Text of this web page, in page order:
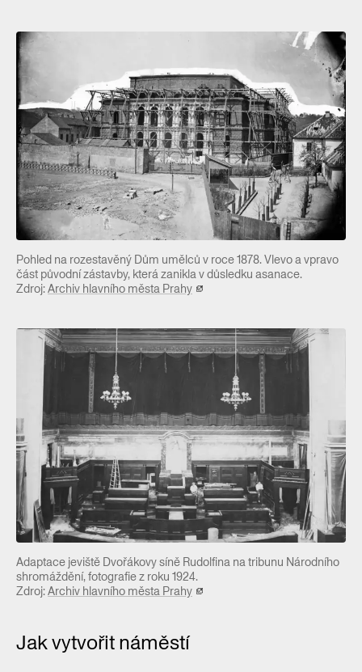
Pohled na rozestavěný Dům umělců v roce 1878. Vlevo a vpravo
část původní zástavby, která zanikla v důsledku asanace.
Zdroj:Archiv hlavního města Prahy
Adaptace jeviště Dvořákovy síně Rudolfina na tribunu Národního
shromáždění, fotografie z roku 1924.
Zdroj:Archiv hlavního města Prahy
Jak vytvořit náměstí